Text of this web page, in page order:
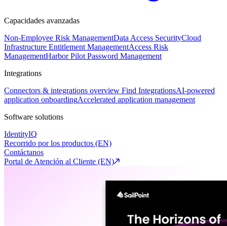
Capacidades avanzadas
Non-Employee Risk ManagementData Access SecurityCloud
Infrastructure Entitlement ManagementAccess Risk
ManagementHarbor Pilot Password Management
Integrations
Connectors & integrations overview Find IntegrationsAI-powered
application onboardingAccelerated application management
Software solutions
IdentityIQ
Recorrido por los productos (EN)
Contáctanos
Portal de Atención al Cliente (EN)